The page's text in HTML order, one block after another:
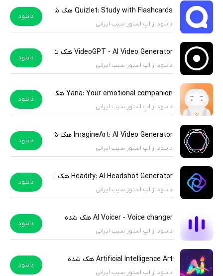
Quizlet: Study with Flashcards هک شده
دانلود از اپ استور سیب ایرانی
دانلود
VideoGPT - AI Video Generator هک شده
دانلود از اپ استور سیب ایرانی
دانلود
Yana: Your emotional companion هک شده
دانلود از اپ استور سیب ایرانی
دانلود
ImagineArt: AI Video Generator هک شده
دانلود از اپ استور سیب ایرانی
دانلود
Headify: AI Headshot Generator هک شده
دانلود از اپ استور سیب ایرانی
دانلود
AI Voicer - Voice changer هک شده
دانلود از اپ استور سیب ایرانی
دانلود
Artificial Intelligence Art هک شده
دانلود از اپ استور سیب ایرانی
دانلود